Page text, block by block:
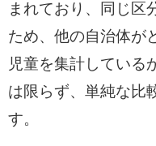
まれており、同じ区
ため、他の自治体が
児童を集計している
は限らず、単純な比
す。